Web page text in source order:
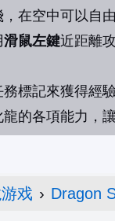
，在空中可以自
滑鼠左鍵近距離
標記來獲得經
的各項能力，
戏 › Dragon